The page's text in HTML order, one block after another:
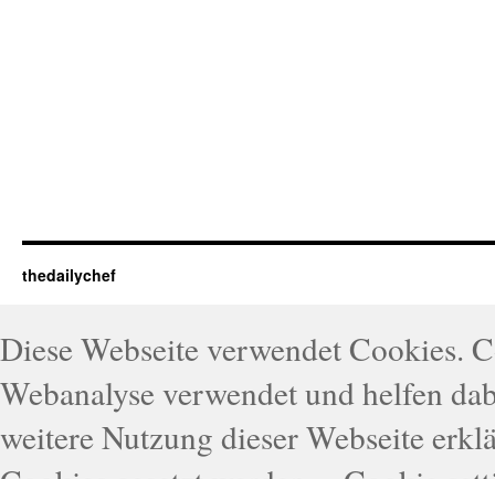
thedailychef
Diese Webseite verwendet Cookies.
Webanalyse verwendet und helfen
weitere Nutzung dieser Webseite